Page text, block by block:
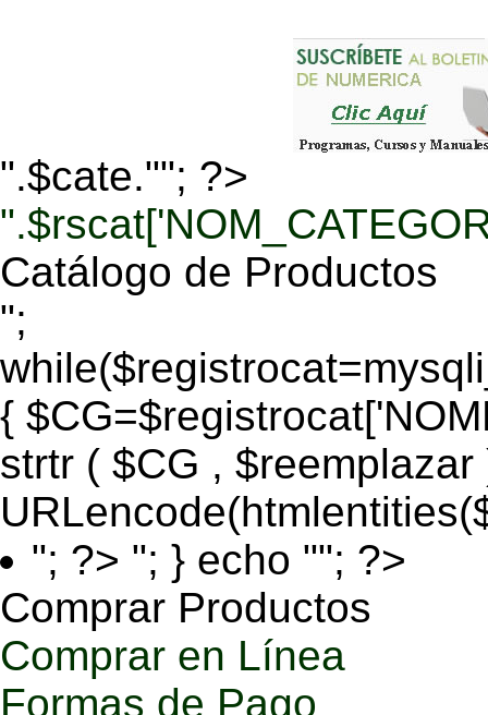
".$cate.""; ?>
Catálogo de Productos
";
{
strtr ( $CG , $reemplazar
"; ?> "; } echo ""; ?>
Comprar Productos
Comprar en Línea
Formas de Pago